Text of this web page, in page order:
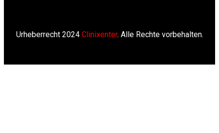
Urheberrecht 2024 Clinixenter. Alle Rechte vorbehalten.